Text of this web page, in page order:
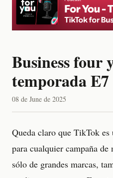
Business four
temporada E7
08 de June de 2025
Queda claro que TikTok
para cualquier campaña
sólo de grandes marcas,